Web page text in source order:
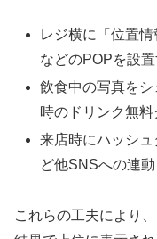
レジ横に「位置情
などのPOPを設置
飲食中の写真を
時のドリンク無
来店時にハッシ
ど他SNSへの連
これらの工夫により